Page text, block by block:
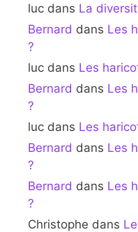
luc dans La
Bernard dans Les
?
luc dans Les
Bernard dans Les
?
luc dans Les
Bernard dans Les
?
Bernard dans Les
?
Christophe dans